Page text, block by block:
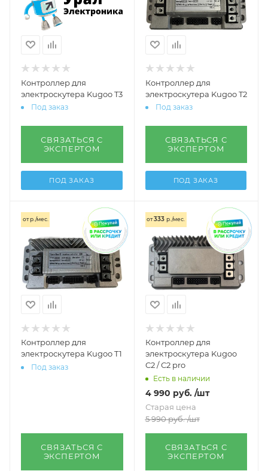
Контроллер для
электроскутера Kugoo T3
Под заказ
СВЯЗАТЬСЯ С
ЭКСПЕРТОМ
ПОД ЗАКАЗ
Контроллер для
электроскутера Kugoo T2
Под заказ
СВЯЗАТЬСЯ С
ЭКСПЕРТОМ
ПОД ЗАКАЗ
отр./мес.
Контроллер для
электроскутера Kugoo T1
Под заказ
СВЯЗАТЬСЯ С
ЭКСПЕРТОМ
от333 р./мес.
Контроллер для
электроскутера Kugoo
C2 / С2 pro
Есть в наличии
4 990 руб. /шт
Старая цена
5 990руб. /шт
СВЯЗАТЬСЯ С
ЭКСПЕРТОМ